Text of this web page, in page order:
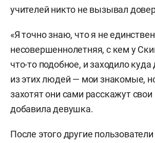
учителей никто не вызывал
«Я точно знаю, что я не
несовершеннолетняя, с кем у
что-то подобное, и заходило
из этих людей — мои знакомые,
захотят они сами расскажут свои
добавила девушка.
После этого другие